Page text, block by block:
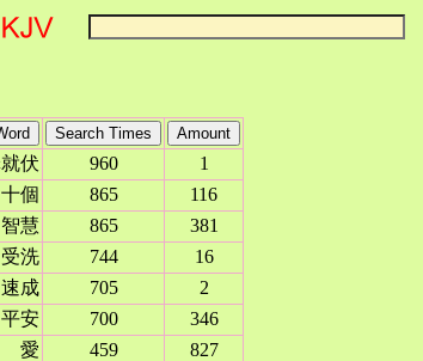
伏 960
1
十個
865
116
智慧
865
381
受洗
744
16
速成
705
2
平安
700
346
愛
459
827